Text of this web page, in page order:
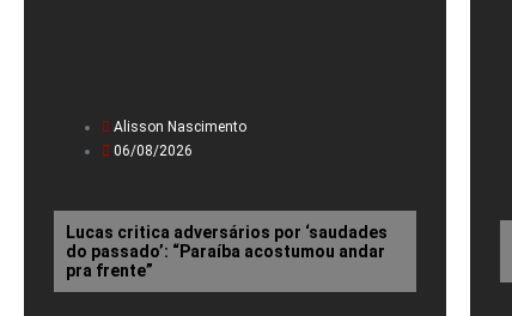
Alisson Nascimento
06/08/2026
Lucas critica adversários por ‘saudades
do passado’: “Paraíba acostumou andar
pra frente”